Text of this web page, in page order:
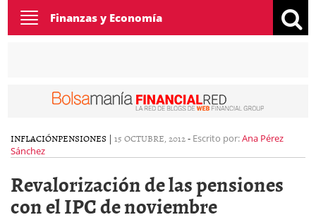
Toggle
navigation
Finanzas y Economía
INFLACIÓNPENSIONES | 15 OCTUBRE, 2012- Escrito por:Ana Pérez
Sánchez
Revalorización de las pensiones
con el IPC de noviembre